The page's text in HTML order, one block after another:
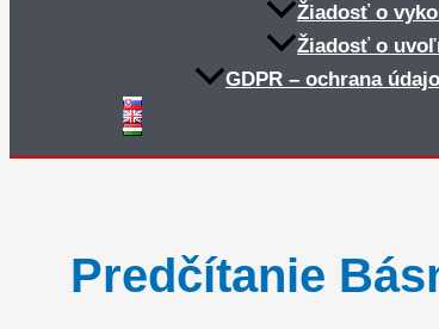
Žiadosť o
Žiadosť o
GDPR – ochrana
Predčítanie